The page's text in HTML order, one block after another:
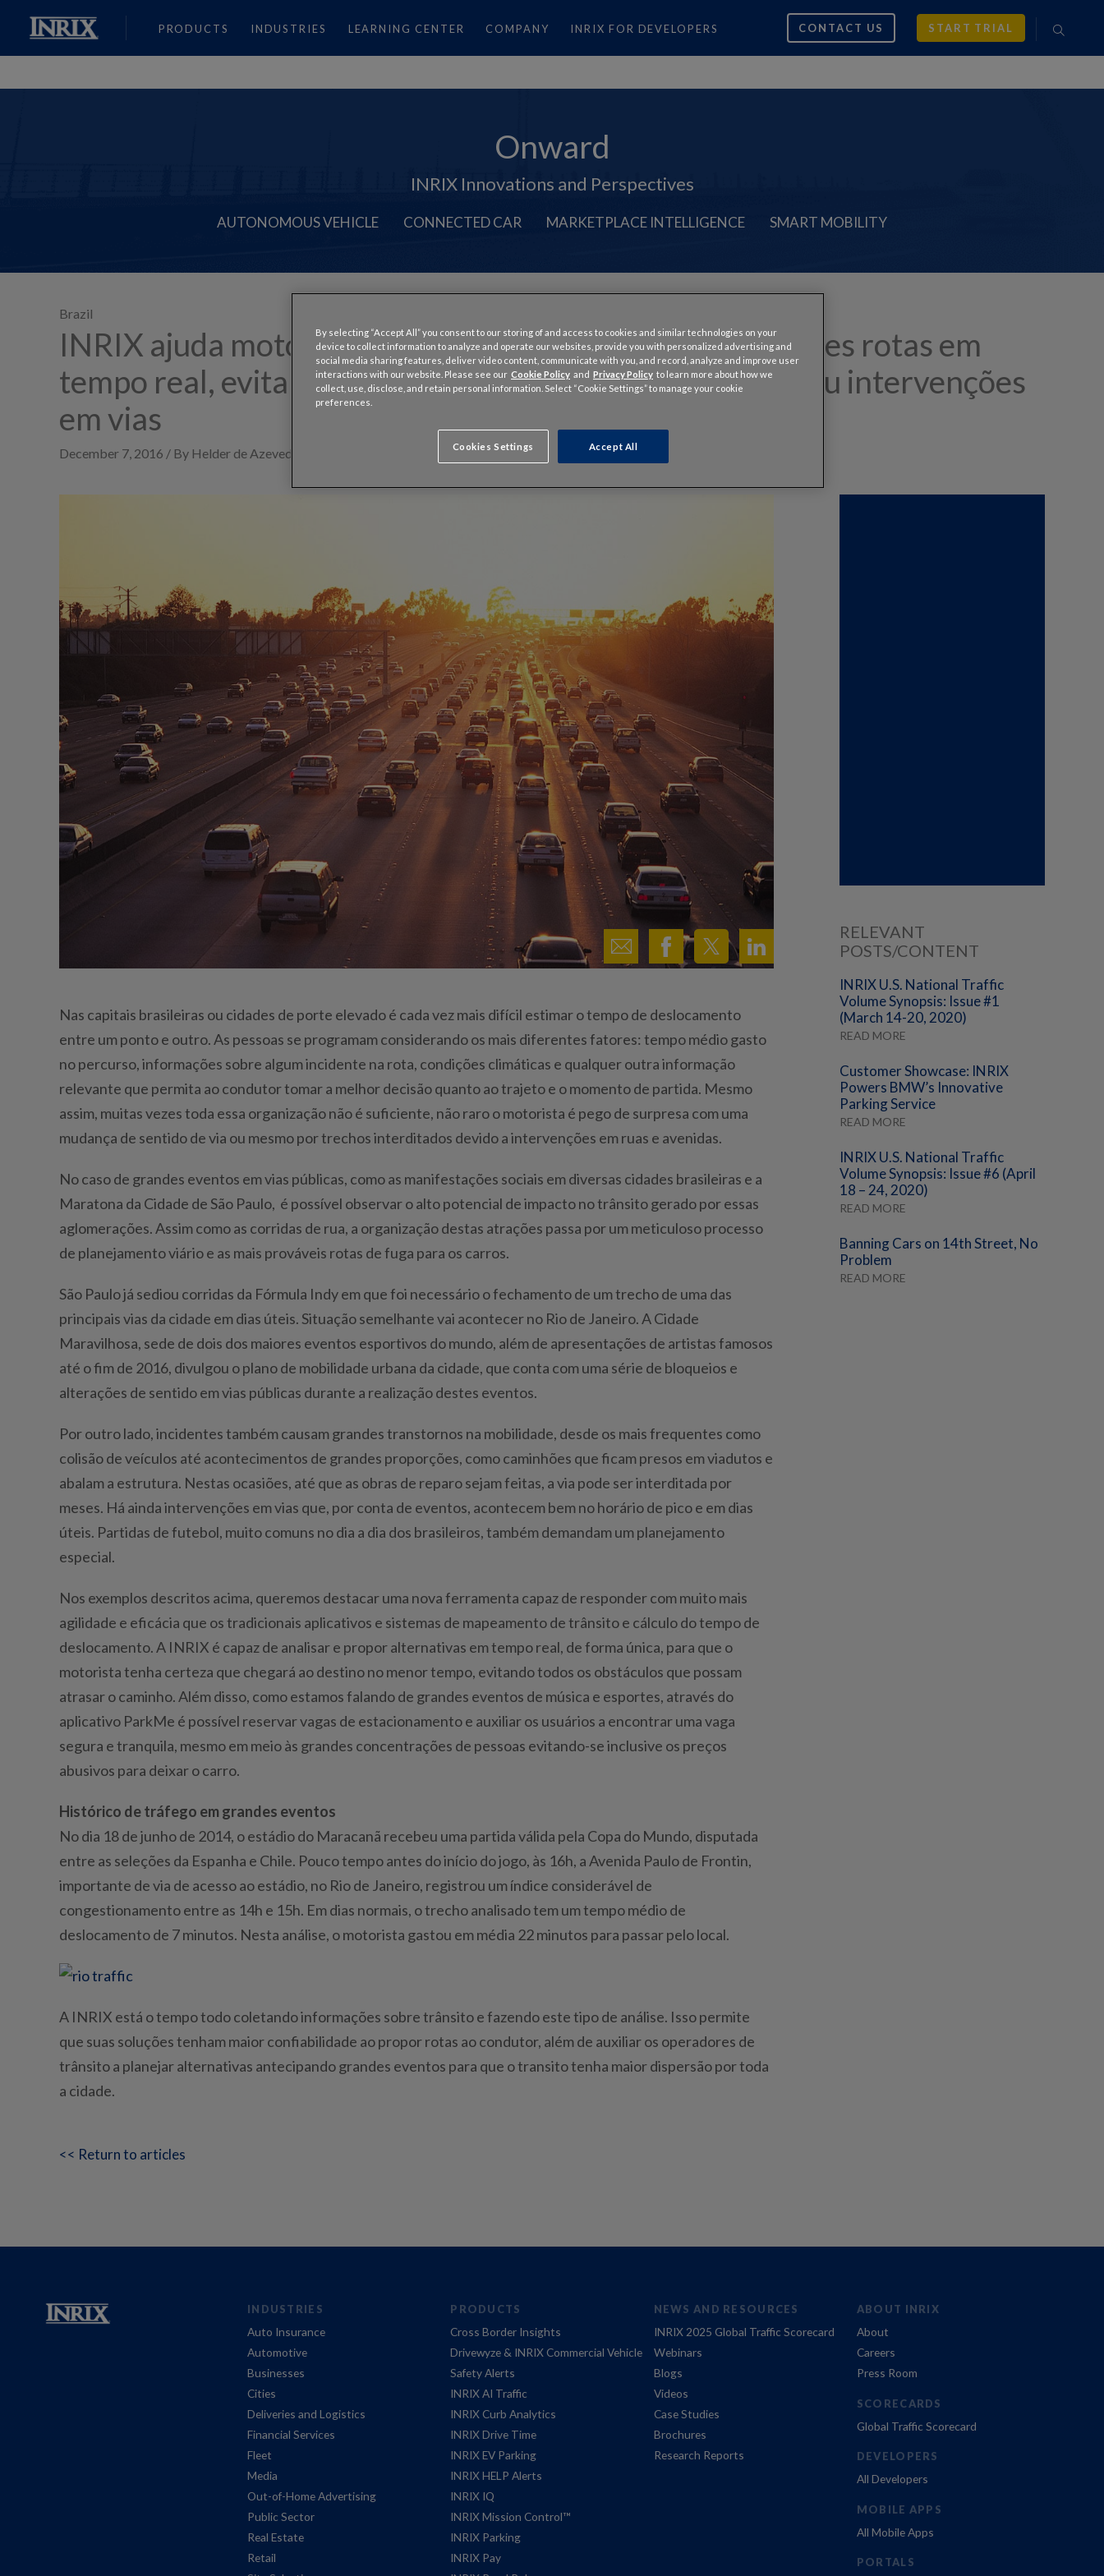
PRODUCTS INDUSTRIES LEARNING CENTER COMPANY INRIX FOR DEVELOPERS CONTACT US START TRIAL
Onward
INRIX Innovations and Perspectives
AUTONOMOUS VEHICLE CONNECTED CAR MARKETPLACE INTELLIGENCE SMART MOBILITY
Brazil
INRIX ajuda motoristas brasileiros a traçarem as melhores rotas em
tempo real, evitando trânsito durante grandes eventos ou intervenções
em vias
December 7, 2016 / By Helder de Azevedo
Nas capitais brasileiras ou cidades de porte elevado é cada vez mais difícil estimar o tempo de deslocamento
entre um ponto e outro. As pessoas se programam considerando os mais diferentes fatores: tempo médio gasto
no percurso, informações sobre algum incidente na rota, condições climáticas e qualquer outra informação
relevante que permita ao condutor tomar a melhor decisão quanto ao trajeto e o momento de partida. Mesmo
assim, muitas vezes toda essa organização não é suficiente, não raro o motorista é pego de surpresa com uma
mudança de sentido de via ou mesmo por trechos interditados devido a intervenções em ruas e avenidas.
No caso de grandes eventos em vias públicas, como as manifestações sociais em diversas cidades brasileiras e a
Maratona da Cidade de São Paulo, é possível observar o alto potencial de impacto no trânsito gerado por essas
aglomerações. Assim como as corridas de rua, a organização destas atrações passa por um meticuloso processo
de planejamento viário e as mais prováveis rotas de fuga para os carros.
São Paulo já sediou corridas da Fórmula Indy em que foi necessário o fechamento de um trecho de uma das
principais vias da cidade em dias úteis. Situação semelhante vai acontecer no Rio de Janeiro. A Cidade
Maravilhosa, sede de dois dos maiores eventos esportivos do mundo, além de apresentações de artistas famosos
até o fim de 2016, divulgou o plano de mobilidade urbana da cidade, que conta com uma série de bloqueios e
alterações de sentido em vias públicas durante a realização destes eventos.
Por outro lado, incidentes também causam grandes transtornos na mobilidade, desde os mais frequentes como
colisão de veículos até acontecimentos de grandes proporções, como caminhões que ficam presos em viadutos e
abalam a estrutura. Nestas ocasiões, até que as obras de reparo sejam feitas, a via pode ser interditada por
meses. Há ainda intervenções em vias que, por conta de eventos, acontecem bem no horário de pico e em dias
úteis. Partidas de futebol, muito comuns no dia a dia dos brasileiros, também demandam um planejamento
especial.
Nos exemplos descritos acima, queremos destacar uma nova ferramenta capaz de responder com muito mais
agilidade e eficácia que os tradicionais aplicativos e sistemas de mapeamento de trânsito e cálculo do tempo de
deslocamento. A INRIX é capaz de analisar e propor alternativas em tempo real, de forma única, para que o
motorista tenha certeza que chegará ao destino no menor tempo, evitando todos os obstáculos que possam
atrasar o caminho. Além disso, como estamos falando de grandes eventos de música e esportes, através do
aplicativo ParkMe é possível reservar vagas de estacionamento e auxiliar os usuários a encontrar uma vaga
segura e tranquila, mesmo em meio às grandes concentrações de pessoas evitando-se inclusive os preços
abusivos para deixar o carro.
Histórico de tráfego em grandes eventos
No dia 18 de junho de 2014, o estádio do Maracanã recebeu uma partida válida pela Copa do Mundo, disputada
entre as seleções da Espanha e Chile. Pouco tempo antes do início do jogo, às 16h, a Avenida Paulo de Frontin,
importante de via de acesso ao estádio, no Rio de Janeiro, registrou um índice considerável de
congestionamento entre as 14h e 15h. Em dias normais, o trecho analisado tem um tempo médio de
deslocamento de 7 minutos. Nesta análise, o motorista gastou em média 22 minutos para passar pelo local.
A INRIX está o tempo todo coletando informações sobre trânsito e fazendo este tipo de análise. Isso permite
que suas soluções tenham maior confiabilidade ao propor rotas ao condutor, além de auxiliar os operadores de
trânsito a planejar alternativas antecipando grandes eventos para que o transito tenha maior dispersão por toda
a cidade.
<< Return to articles
RELEVANT
POSTS/CONTENT
INRIX U.S. National Traffic
Volume Synopsis: Issue #1
(March 14-20, 2020)
READ MORE
Customer Showcase: INRIX
Powers BMW’s Innovative
Parking Service
READ MORE
INRIX U.S. National Traffic
Volume Synopsis: Issue #6 (April
18 – 24, 2020)
READ MORE
Banning Cars on 14th Street, No
Problem
READ MORE
INDUSTRIES
Auto Insurance
Automotive
Businesses
Cities
Deliveries and Logistics
Financial Services
Fleet
Media
Out-of-Home Advertising
Public Sector
Real Estate
Retail
PRODUCTS
Cross Border Insights
Drivewyze & INRIX Commercial Vehicle
Safety Alerts
INRIX AI Traffic
INRIX Curb Analytics
INRIX Drive Time
INRIX EV Parking
INRIX HELP Alerts
INRIX IQ
INRIX Mission Control™
INRIX Parking
INRIX Pay
NEWS AND RESOURCES
INRIX 2025 Global Traffic Scorecard
Webinars
Blogs
Videos
Case Studies
Brochures
Research Reports
ABOUT INRIX
About
Careers
Press Room
SCORECARDS
Global Traffic Scorecard
DEVELOPERS
All Developers
MOBILE APPS
All Mobile Apps
PORTALS
By selecting “Accept All” you consent to our storing of and access to cookies and similar technologies on your
device to collect information to analyze and operate our websites, provide you with personalized advertising and
social media sharing features, deliver video content, communicate with you, and record, analyze and improve user
interactions with our website. Please see our Cookie Policy and Privacy Policy to learn more about how we
collect, use, disclose, and retain personal information. Select “Cookie Settings” to manage your cookie
preferences.
Cookies Settings Accept All